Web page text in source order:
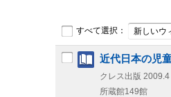
すべて選択： 新しいウ
近代日本の児
クレス出版 2009.4
所蔵館149館